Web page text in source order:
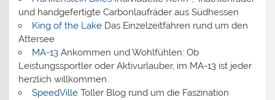
und handgefertigte Carbonlaufräder aus Südhessen
King of the LakeDas Einzelzeitfahren rund um den
Attersee
MA-13Ankommen und Wohlfühlen: Ob
Leistungssportler oder Aktivurlauber, im MA-13 ist jeder
herzlich willkommen.
SpeedVilleToller Blog rund um die Faszination